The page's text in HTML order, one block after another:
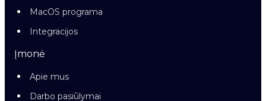
MacOS programa
Integracijos
Įmonė
Apie mus
Darbo pasiūlymai